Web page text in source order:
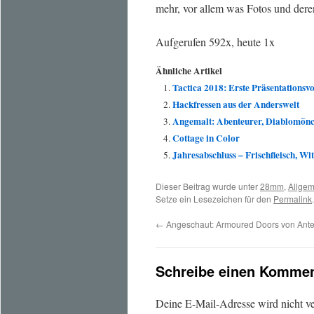
mehr, vor allem was Fotos und
Aufgerufen 592x, heute 1x
Ähnliche Artikel
Tactica 2018: Erste
Hackfressen aus der Anderswelt
Angemalt: Abenteurer,
Cottage in Color
Jahresabschluss – Frischfleisch,
Dieser Beitrag wurde unter28mm,
Setze ein Lesezeichen für den Permalink.
← Angeschaut: Armoured Doors von
Schreibe einen
Deine E-Mail-Adresse wird nicht